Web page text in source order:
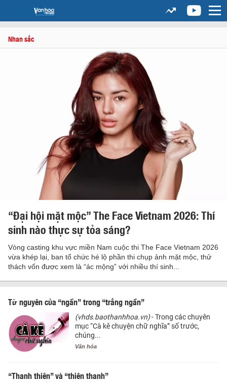
Nhan sắc
“Đại hội mặt mộc” The Face Vietnam 2026: Thí
sinh nào thực sự tỏa sáng?
Vòng casting khu vực miền Nam cuộc thi The Face Vietnam 2026
vừa khép lại, ban tổ chức hé lộ phần thi chụp ảnh mặt mộc, thử
thách vốn được xem là “ác mộng” với nhiều thí sinh...
Từ nguyên của “ngần” trong “trắng ngần”
(vhds.baothanhhoa.vn)- Trong các chuyên
mục “Cà kê chuyện chữ nghĩa” số trước,
chúng...
Văn hóa
“Thanh thiên” và “thiên thanh”